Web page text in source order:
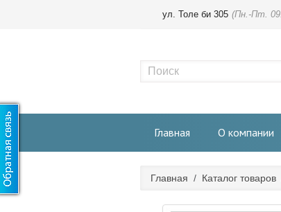
ул. Толе би 305 (Пн.-Пт.
Главная О компании
Главная / Каталог товаров